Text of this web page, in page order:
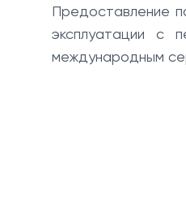
Предоставление
эксплуатации с
международным